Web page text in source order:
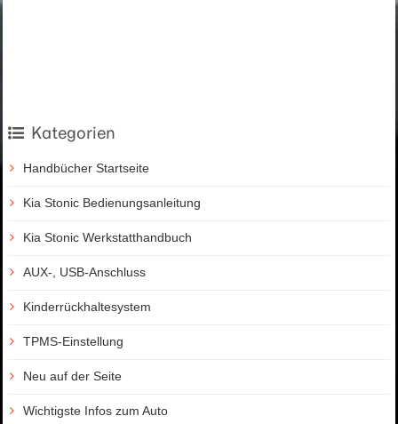
Kategorien
Handbücher Startseite
Kia Stonic Bedienungsanleitung
Kia Stonic Werkstatthandbuch
AUX-, USB-Anschluss
Kinderrückhaltesystem
TPMS-Einstellung
Neu auf der Seite
Wichtigste Infos zum Auto